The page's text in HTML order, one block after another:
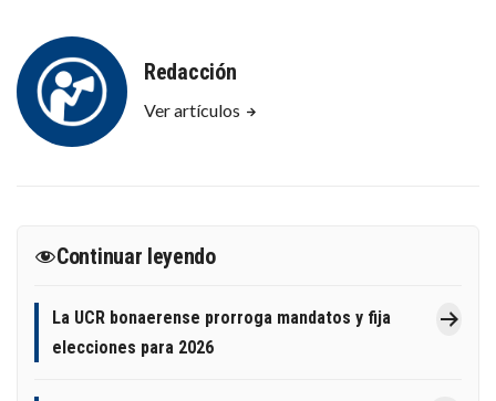
Redacción
Ver artículos
Continuar leyendo
La UCR bonaerense prorroga mandatos y fija
elecciones para 2026